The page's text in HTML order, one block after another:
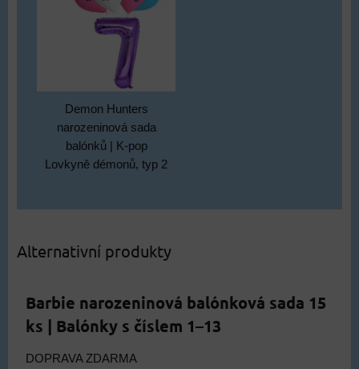
Demon Hunters
narozeninová sada
balónků | K-pop
Lovkyně démonů, typ 2
Alternativní produkty
Barbie narozeninová balónková sada 15
ks | Balónky s číslem 1–13
DOPRAVA ZDARMA